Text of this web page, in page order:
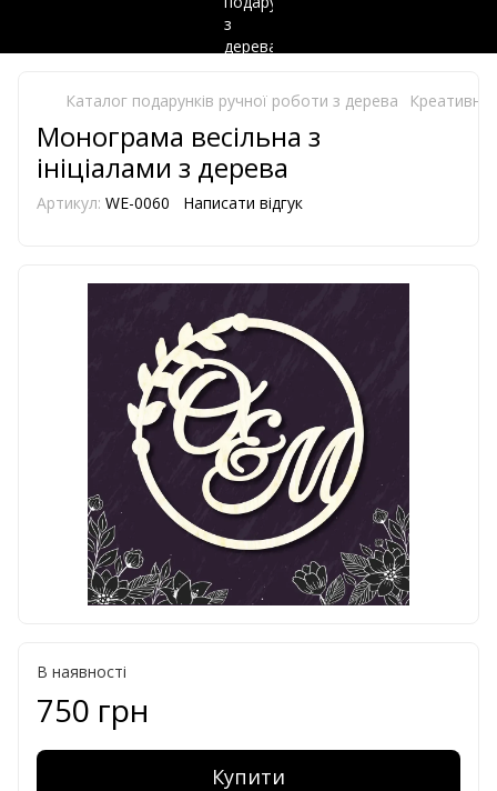
Каталог подарунків ручної роботи з дерева
Монограма весільна з
ініціалами з дерева
Артикул: WE-0060 Написати відгук
В наявності
750 грн
Купити